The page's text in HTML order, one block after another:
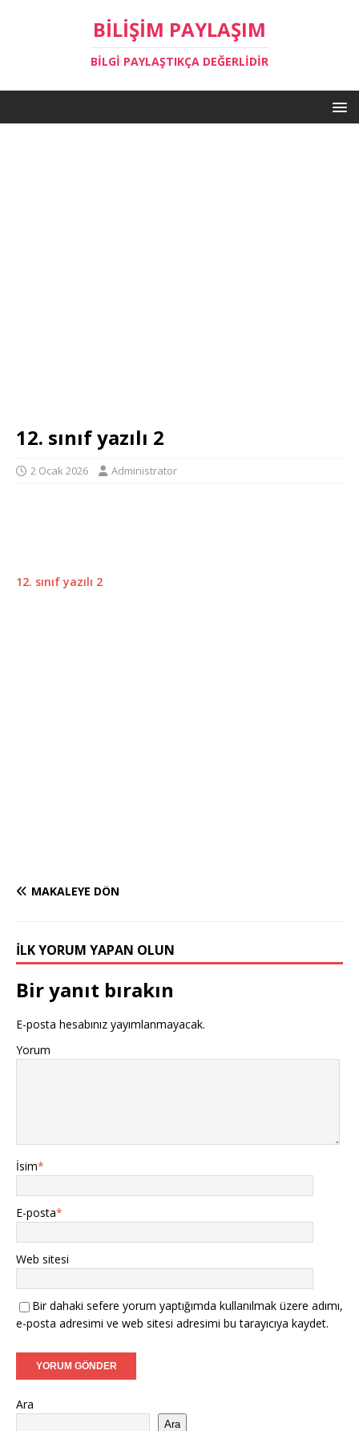
BILIŞIM PAYLAŞIM
BILGI PAYLAŞTIKÇA DEĞERLIDIR
12. sınıf yazılı 2
2 Ocak 2026 Administrator
12. sınıf yazılı 2
MAKALEYE DÖN
İLK YORUM YAPAN OLUN
Bir yanıt bırakın
E-posta hesabınız yayımlanmayacak.
Yorum
İsim*
E-posta*
Web sitesi
Bir dahaki sefere yorum yaptığımda kullanılmak üzere adımı,
e-posta adresimi ve web sitesi adresimi bu tarayıcıya kaydet.
Ara
Ara